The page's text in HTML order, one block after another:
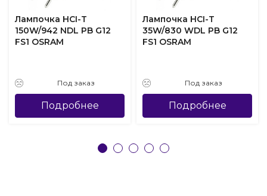
Лампочка HCI-T
150W/942 NDL PB G12
FS1 OSRAM
Под заказ
Подробнее
Лампочка HCI-T
35W/830 WDL PB G12
FS1 OSRAM
Под заказ
Подробнее